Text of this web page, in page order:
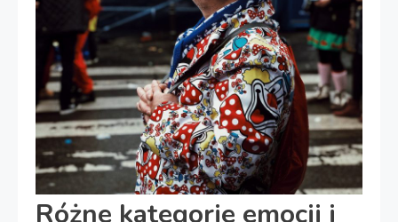
Różne kategorie emocji i